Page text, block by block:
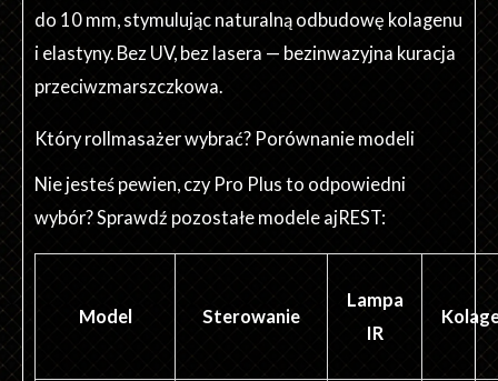
do 10 mm, stymulując naturalną odbudowę kolagenu
i elastyny. Bez UV, bez lasera — bezinwazyjna kuracja
przeciwzmarszczkowa.
Który rollmasażer wybrać? Porównanie modeli
Nie jesteś pewien, czy Pro Plus to odpowiedni
wybór? Sprawdź pozostałe modele ajREST:
Model Sterowanie
Lampa
IR